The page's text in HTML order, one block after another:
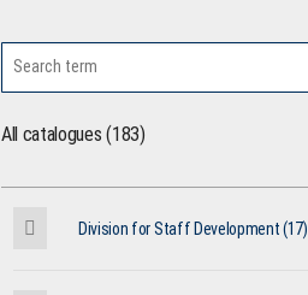
All catalogues (183)
Division for Staff Development (17)